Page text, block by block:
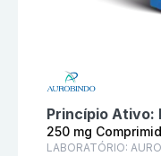
Princípio Ativo:
250 mg
LABORATÓRIO: